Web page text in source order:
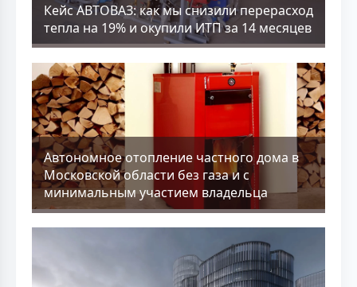
Кейс АВТОВАЗ: как мы снизили перерасход
тепла на 19% и окупили ИТП за 14 месяцев
Aвтономное отопление частного дома в
Московской области без газа и с
минимальным участием владельца